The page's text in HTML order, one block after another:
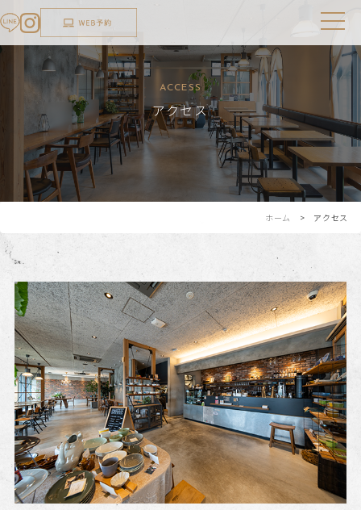
ACCESS
アクセス
ホーム > アクセス